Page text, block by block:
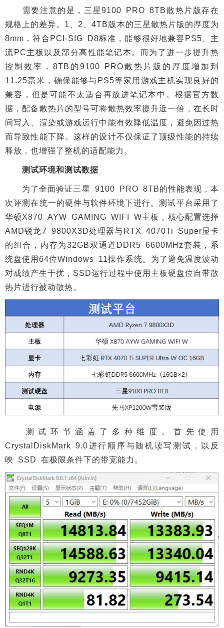
需要注意的是，三星9100 PRO 8TB散热片版存在
规格上的差异。1、2、4TB版本的三星散热片版的厚度为
8mm，符合PCI-SIG D8标准，能够很好地兼容PS5、主
流PC主板以及部分高性能笔记本。而为了进一步提升热
控制效率，8TB的9100 PRO散热片版的厚度增加到
11.25毫米，确保能够与PS5等家用游戏主机实现良好的
兼容，但是可能不太适合再放进笔记本中。根据官方数
据，配备散热片的型号可将散热效率提升近一倍，在长时
间写入、渲染或游戏运行中能有效降低温度，避免因过热
而导致性能下降。这样的设计不仅保证了顶级性能的持续
释放，也增强了整机的适配能力。
测试环境和测试数据
为了全面验证三星 9100 PRO 8TB的性能表现，本
次评测在统一的硬件与软件环境下进行。测试平台采用了
华硕X870 AYW GAMING WIFI W主板，核心配置选择
AMD锐龙7 9800X3D处理器与RTX 4070Ti Super显卡
的组合，内存为32GB双通道DDR5 6600MHz套装，系
统盘使用64位Windows 11操作系统。为了避免温度波动
对成绩产生干扰，SSD运行过程中使用主板硬盘位自带散
热片进行被动散热。
测试环节涵盖了多种维度。首先使用
CrystalDiskMark 9.0进行顺序与随机读写测试，以反
映 SSD 在极限条件下的带宽能力。